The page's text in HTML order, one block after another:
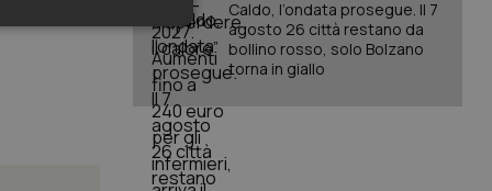
Caldo, l’ondata prosegue. Il 7
agosto 26 città restano da
bollino rosso, solo Bolzano
torna in giallo